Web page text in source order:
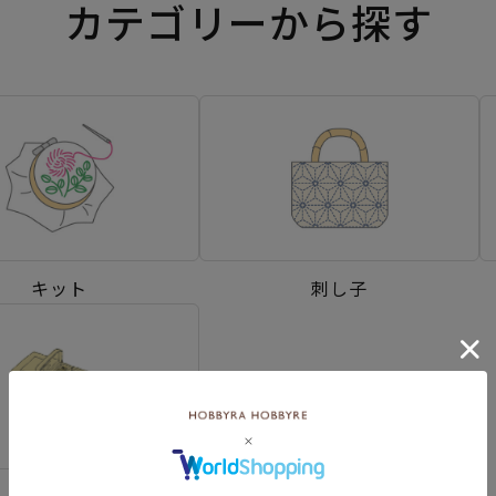
カテゴリーから探す
キット 刺し子